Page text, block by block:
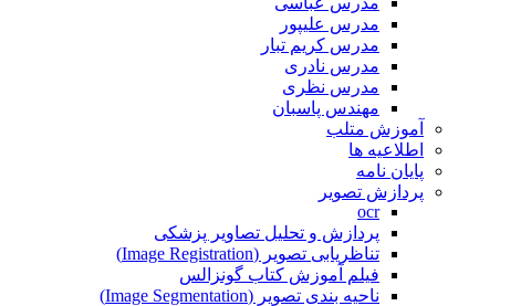
مدرس علیپور
مدرس کریم تبار
مدرس نادری
مدرس نظری
مهندس پاسبان
آموزش متلب
اطلاعیه ها
پایان نامه
پردازش تصویر
ocr
پردازش و تحلیل تصاویر پزشکی
تناظریابی تصویر (Image Registration)
فیلم آموزش کتاب گونزالس
ناحیه بندی تصویر (Image Segmentation)